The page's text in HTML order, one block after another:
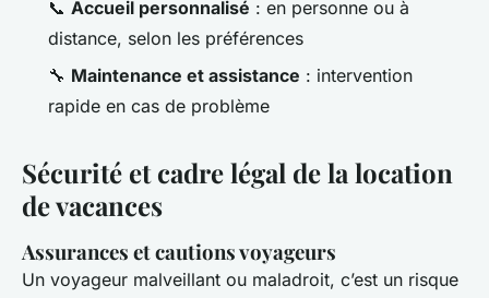
📞 Accueil personnalisé : en personne ou à
distance, selon les préférences
🔧 Maintenance et assistance : intervention
rapide en cas de problème
Sécurité et cadre légal de la location
de vacances
Assurances et cautions voyageurs
Un voyageur malveillant ou maladroit, c’est un risque